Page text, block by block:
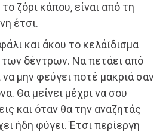
ζόρι κάπου, είναι από τη
έτσι.
και άκου το κελάϊδισμα
δέντρων. Να πετάει από
να μην φεύγει ποτέ μακριά σαν
Θα μείνει μέχρι να σου
και όταν θα την αναζητάς
ήδη φύγει. Έτσι περίεργη